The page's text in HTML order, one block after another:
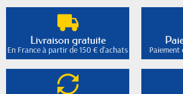
Livraison gratuite
En France à partir de 150 € d'achats Paiement